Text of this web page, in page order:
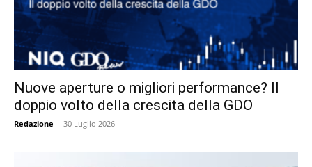
Nuove aperture o migliori performance? Il
doppio volto della crescita della GDO
Redazione - 30 Luglio 2026